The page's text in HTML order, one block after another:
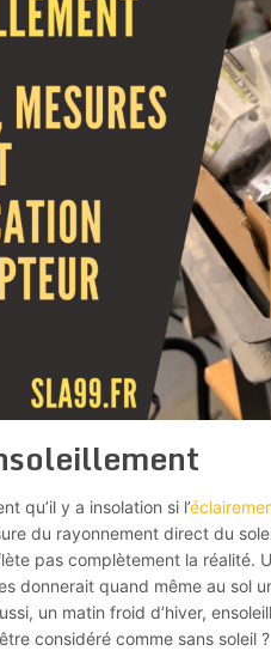
qu’il y a insolation si l’
du rayonnement direct du
pas complètement la réalité.
donnerait quand même au sol
un matin froid d’hiver,
considéré comme sans soleil ?